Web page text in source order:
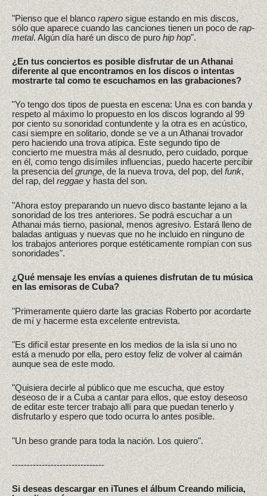
"Pienso que el blancoraperosigue estando en mis discos,
sólo que aparece cuando las canciones tienen un poco derap-
metal. Algún día haré un disco de purohip hop".
¿En tus conciertos es posible disfrutar de un Athanai
diferente al que encontramos en los discos o intentas
mostrarte tal como te escuchamos en las grabaciones?
"Yo tengo dos tipos de puesta en escena: Una es con banda y
respeto al máximo lo propuesto en los discos logrando al 99
por ciento su sonoridad contundente y la otra es en acústico,
casi siempre en solitario, donde se ve a un Athanai trovador
pero haciendo una trova atípica. Este segundo tipo de
concierto me muestra más al desnudo, pero cuidado, porque
en él, como tengo disímiles influencias, puedo hacerte percibir
la presencia delgrunge, de la nueva trova, del pop, del funk,
del rap, delreggaey hasta del son.
"Ahora estoy preparando un nuevo disco bastante lejano a la
sonoridad de los tres anteriores. Se podrá escuchar a un
Athanai más tierno, pasional, menos agresivo. Estará lleno de
baladas antiguas y nuevas que no he incluido en ninguno de
los trabajos anteriores porque estéticamente rompían con sus
sonoridades".
¿Qué mensaje les envías a quienes disfrutan de tu música
en las emisoras de Cuba?
"Primeramente quiero darte las gracias Roberto por acordarte
de mí y hacerme esta excelente entrevista.
"Es difícil estar presente en los medios de la isla si uno no
está a menudo por ella, pero estoy feliz de volver al caimán
aunque sea de este modo.
"Quisiera decirle al público que me escucha, que estoy
deseoso de ir a Cuba a cantar para ellos, que estoy deseoso
de editar este tercer trabajo allí para que puedan tenerlo y
disfrutarlo y espero que todo ocurra lo antes posible.
"Un beso grande para toda la nación. Los quiero".
-------------------------------
Si deseas descargar en iTunes el álbum Creando milicia,